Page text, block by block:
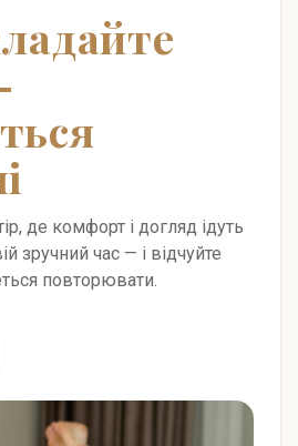
де комфорт і догляд ідуть
зручний час — і відчуйте
повторювати.